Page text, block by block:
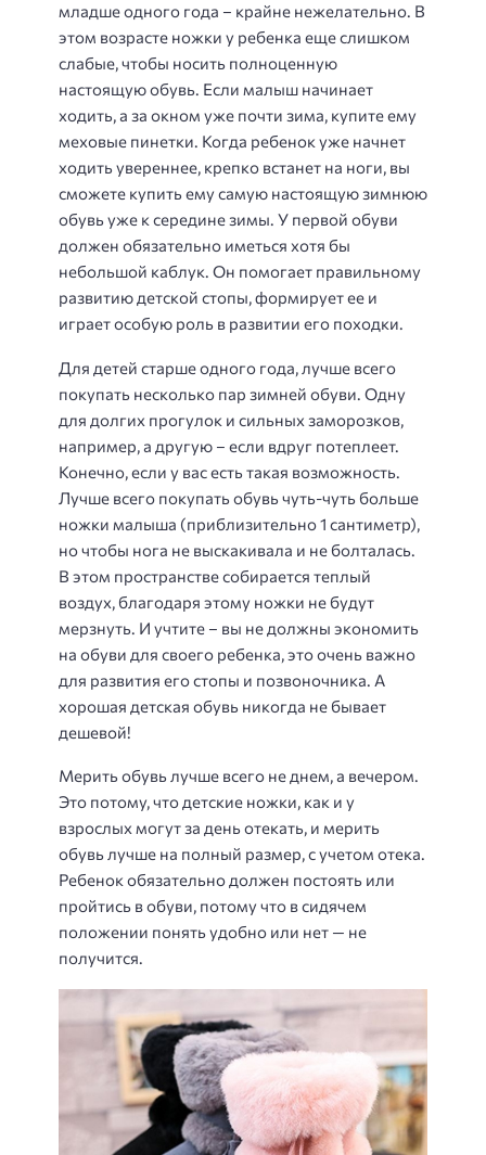
младше одного года – крайне нежелательно. В
этом возрасте ножки у ребенка еще слишком
слабые, чтобы носить полноценную
настоящую обувь. Если малыш начинает
ходить, а за окном уже почти зима, купите ему
меховые пинетки. Когда ребенок уже начнет
ходить увереннее, крепко встанет на ноги, вы
сможете купить ему самую настоящую зимнюю
обувь уже к середине зимы. У первой обуви
должен обязательно иметься хотя бы
небольшой каблук. Он помогает правильному
развитию детской стопы, формирует ее и
играет особую роль в развитии его походки.
Для детей старше одного года, лучше всего
покупать несколько пар зимней обуви. Одну
для долгих прогулок и сильных заморозков,
например, а другую – если вдруг потеплеет.
Конечно, если у вас есть такая возможность.
Лучше всего покупать обувь чуть-чуть больше
ножки малыша (приблизительно 1 сантиметр),
но чтобы нога не выскакивала и не болталась.
В этом пространстве собирается теплый
воздух, благодаря этому ножки не будут
мерзнуть. И учтите – вы не должны экономить
на обуви для своего ребенка, это очень важно
для развития его стопы и позвоночника. А
хорошая детская обувь никогда не бывает
дешевой!
Мерить обувь лучше всего не днем, а вечером.
Это потому, что детские ножки, как и у
взрослых могут за день отекать, и мерить
обувь лучше на полный размер, с учетом отека.
Ребенок обязательно должен постоять или
пройтись в обуви, потому что в сидячем
положении понять удобно или нет — не
получится.